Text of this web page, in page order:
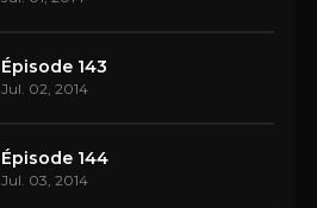
Épisode 143
Jul. 02, 2014
Épisode 144
Jul. 03, 2014